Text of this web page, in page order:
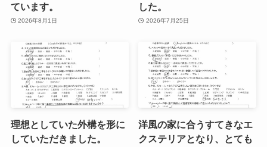
ています。
2026年8月1日
した。
2026年7月25日
理想としていた外構を形に
していただきました。
洋風の家に合うすてきなエ
クステリアとなり、とても